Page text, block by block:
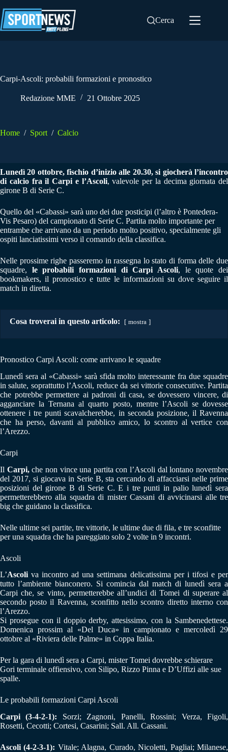
al
contenuto
Cerca
Carpi-Ascoli: probabili formazioni e pronostico
Redazione MME 21 Ottobre 2025
Home / Sport / Calcio
Lunedì 20 ottobre, fischio d’inizio alle 20.30, si giocherà l’incontro
di calcio fra il Carpi e l’Ascoli, valevole per la decima giornata del
girone B di Serie C.
Quello del «Cabassi» sarà uno dei due posticipi (l’altro è Pontedera-
Vis Pesaro) del campionato di Serie C. Partita molto importante per
entrambe che arrivano da un periodo molto positivo, specialmente gli
ospiti lanciatissimi verso il comando della classifica.
Nelle prossime righe passeremo in rassegna lo stato di forma delle due
squadre, le probabili formazioni di Carpi Ascoli, le quote dei
bookmakers, il pronostico e tutte le informazioni su dove seguire il
match in diretta.
Cosa troverai in questo articolo: mostra
Pronostico Carpi Ascoli: come arrivano le squadre
Lunedì sera al «Cabassi» sarà sfida molto interessante fra due squadre
in salute, soprattutto l’Ascoli, reduce da sei vittorie consecutive. Partita
che potrebbe permettere ai padroni di casa, se dovessero vincere, di
agganciare la Ternana al quarto posto, mentre l’Ascoli se dovesse
ottenere i tre punti scavalcherebbe, in seconda posizione, il Ravenna
che ha perso, davanti al pubblico amico, lo scontro al vertice con
l’Arezzo.
Carpi
Il Carpi,che non vince una partita con l’Ascoli dal lontano novembre
del 2017, si giocava in Serie B, sta cercando di affacciarsi nelle prime
posizioni del girone B di Serie C. E i tre punti in palio lunedì sera
permetterebbero alla squadra di mister Cassani di avvicinarsi alle tre
big che guidano la classifica.
Nelle ultime sei partite, tre vittorie, le ultime due di fila, e tre sconfitte
per una squadra che ha pareggiato solo 2 volte in 9 incontri.
Ascoli
L’Ascoli va incontro ad una settimana delicatissima per i tifosi e per
tutto l’ambiente bianconero. Si comincia dal match di lunedì sera a
Carpi che, se vinto, permetterebbe all’undici di Tomei di superare al
secondo posto il Ravenna, sconfitto nello scontro diretto interno con
l’Arezzo.
Si prosegue con il doppio derby, attesissimo, con la Sambenedettese.
Domenica prossim al «Del Duca» in campionato e mercoledì 29
ottobre al «Riviera delle Palme» in Coppa Italia.
Per la gara di lunedì sera a Carpi, mister Tomei dovrebbe schierare
Gori terminale offiensivo, con Silipo, Rizzo Pinna e D’Uffizi alle sue
spalle.
Le probabili formazioni Carpi Ascoli
Carpi (3-4-2-1): Sorzi; Zagnoni, Panelli, Rossini; Verza, Figoli,
Rosetti, Cecotti; Cortesi, Casarini; Sall. All. Cassani.
Ascoli (4-2-3-1): Vitale; Alagna, Curado, Nicoletti, Pagliai; Milanese,